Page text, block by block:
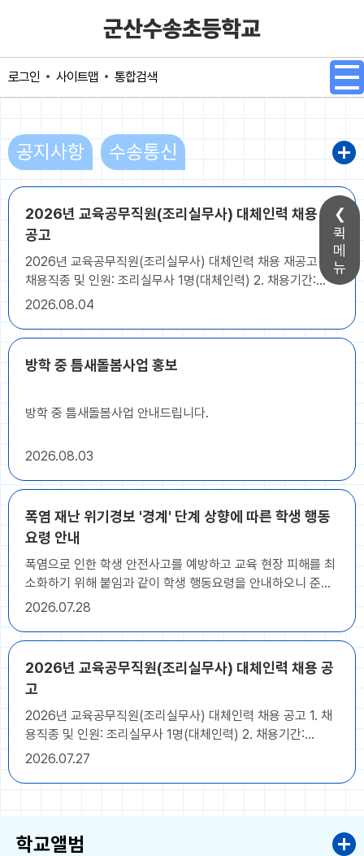
퀵
메
뉴
로그인 사이트맵 통합검색
공지사항 수송통신
2026년 교육공무직원(조리실무사) 대체인력 채용 재
공고
2026년 교육공무직원(조리실무사) 대체인력 채용 재공고 1.
채용직종 및 인원: 조리실무사 1명(대체인력) 2. 채용기간:
2026. 9. 1. ~ 2027. 8. 31.(1년) 3. 접수기간: 2026. 8. 4.
(09:00~16:00) 단, 8. 11(화) 접수마감일은 10:00까지 4.
응시자격 가. 채용공고일 현재 18세 이상이고 정년(60세)에
도달하지 아니한 사람 나. 채용공고일 전일 기준 급식(조리)
를 작성, 구비하여 본인이 직접방문 제출 [대리접수 및 우편접
은 첨부된 공고문을 확인해주시고, 문의사항은 군산수송초등
2026 08.04
방학 중 틈새돌봄사업 홍보
방학 중 틈새돌봄사업 안내드립니다.
2026 08.03
폭염 재난 위기경보 '경계' 단계 상향에 따른 학생 행동
요령 안내
폭염으로 인한 학생 안전사고를 예방하고 교육 현장 피해를 최
소화하기 위해 붙임과 같이 학생 행동요령을 안내하오니 준수
해 주시기 바랍니다. 붙임 폭염 대비 대응을 위한 학생 행동
2026 07.28
2026년 교육공무직원(조리실무사) 대체인력 채용 공
고
2026년 교육공무직원(조리실무사) 대체인력 채용 공고 1. 채
용직종 및 인원: 조리실무사 1명(대체인력) 2. 채용기간:
2026. 9. 1. ~ 2027. 8. 31.(1년) 3. 접수기간: 2026. 7. 27.
(09:00~16:00) 단, 8. 3(월) 접수마감일은 10:00까지 4.
접수방법: 응시원서 및 제출서류를 작성, 구비하여 본인이 직접
초등학교 행정실 * 자세한 사항은 첨부된 공고문을 확인해주시
2026 07.27
학교앨범